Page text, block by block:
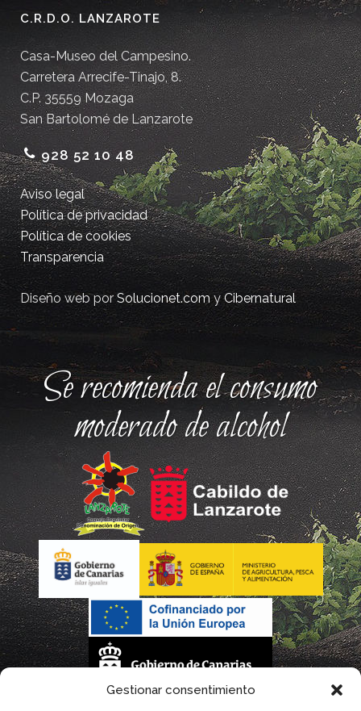
Gestionar consentimiento
C.R.D.O. LANZAROTE
Casa-Museo del Campesino.
Carretera Arrecife-Tinajo, 8.
C.P. 35559 Mozaga
San Bartolomé de Lanzarote
928 52 10 48
Aviso legal
Política de privacidad
Política de cookies
Transparencia
Diseño web porSolucionet.comyCibernatural
Se recomienda el consumo
moderado de alcohol